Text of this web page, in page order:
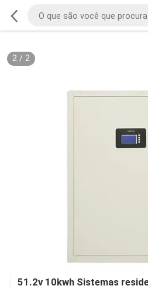
2/ 2
51.2v 10kwh Sistemas